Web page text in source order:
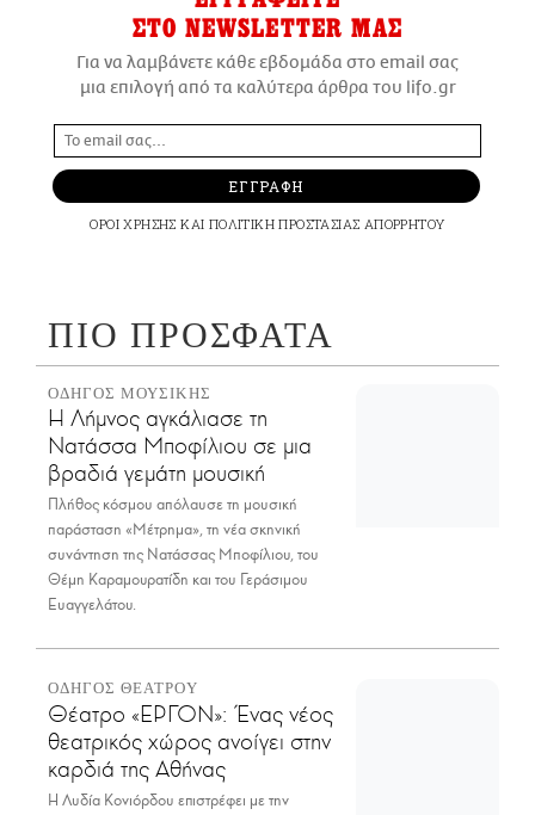
ΣΤΟ NEWSLETTER ΜΑΣ
Για να λαμβάνετε κάθε εβδομάδα στο email σας
μια επιλογή από τα καλύτερα άρθρα του lifo.gr
ΕΓΓΡΑΦΗ
ΟΡΟΙ ΧΡΗΣΗΣ ΚΑΙ ΠΟΛΙΤΙΚΗ ΠΡΟΣΤΑΣΙΑΣ ΑΠΟΡΡΗΤΟΥ
ΠΙΟ ΠΡΟΣΦΑΤΑ
ΟΔΗΓΟΣ ΜΟΥΣΙΚΗΣ
Η Λήμνος αγκάλιασε τη
Νατάσσα Μποφίλιου σε μια
βραδιά γεμάτη μουσική
Πλήθος κόσμου απόλαυσε τη μουσική
παράσταση «Μέτρημα», τη νέα σκηνική
συνάντηση της Νατάσσας Μποφίλιου, του
Θέμη Καραμουρατίδη και του Γεράσιμου
Ευαγγελάτου.
ΟΔΗΓΟΣ ΘΕΑΤΡΟΥ
Θέατρο «ΕΡΓΟΝ»: Ένας νέος
θεατρικός χώρος ανοίγει στην
καρδιά της Αθήνας
Η Λυδία Κονιόρδου επιστρέφει με την